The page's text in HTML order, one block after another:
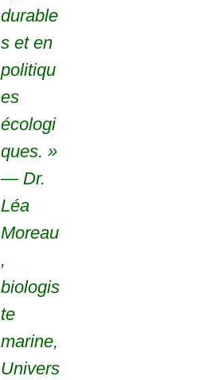
durable
s et en
politiqu
es
écologi
ques. »
— Dr.
Léa
Moreau
,
biologis
te
marine,
Univers